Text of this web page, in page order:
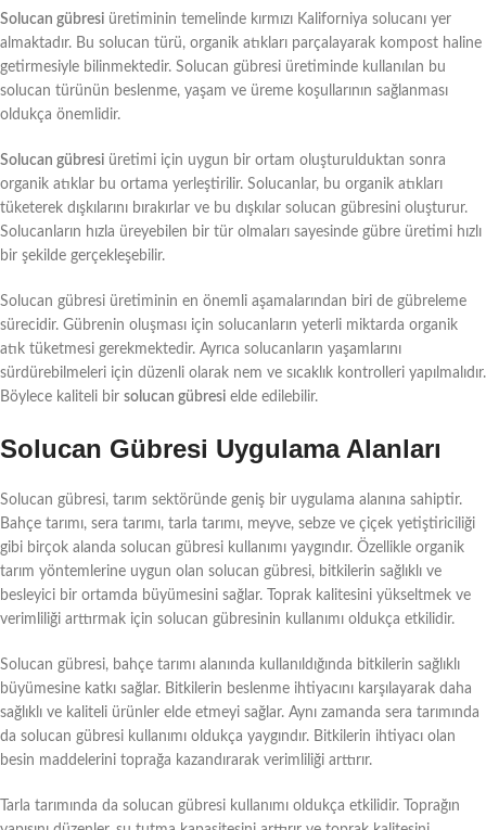
Solucan gübresi üretiminin temelinde kırmızı Kaliforniya solucanı yer
almaktadır. Bu solucan türü, organik atıkları parçalayarak kompost haline
getirmesiyle bilinmektedir. Solucan gübresi üretiminde kullanılan bu
solucan türünün beslenme, yaşam ve üreme koşullarının sağlanması
oldukça önemlidir.
Solucan gübresi üretimi için uygun bir ortam oluşturulduktan sonra
organik atıklar bu ortama yerleştirilir. Solucanlar, bu organik atıkları
tüketerek dışkılarını bırakırlar ve bu dışkılar solucan gübresini oluşturur.
Solucanların hızla üreyebilen bir tür olmaları sayesinde gübre üretimi hızlı
bir şekilde gerçekleşebilir.
Solucan gübresi üretiminin en önemli aşamalarından biri de gübreleme
sürecidir. Gübrenin oluşması için solucanların yeterli miktarda organik
atık tüketmesi gerekmektedir. Ayrıca solucanların yaşamlarını
sürdürebilmeleri için düzenli olarak nem ve sıcaklık kontrolleri yapılmalıdır.
Böylece kaliteli bir solucan gübresi elde edilebilir.
Solucan Gübresi Uygulama Alanları
Solucan gübresi, tarım sektöründe geniş bir uygulama alanına sahiptir.
Bahçe tarımı, sera tarımı, tarla tarımı, meyve, sebze ve çiçek yetiştiriciliği
gibi birçok alanda solucan gübresi kullanımı yaygındır. Özellikle organik
tarım yöntemlerine uygun olan solucan gübresi, bitkilerin sağlıklı ve
besleyici bir ortamda büyümesini sağlar. Toprak kalitesini yükseltmek ve
verimliliği arttırmak için solucan gübresinin kullanımı oldukça etkilidir.
Solucan gübresi, bahçe tarımı alanında kullanıldığında bitkilerin sağlıklı
büyümesine katkı sağlar. Bitkilerin beslenme ihtiyacını karşılayarak daha
sağlıklı ve kaliteli ürünler elde etmeyi sağlar. Aynı zamanda sera tarımında
da solucan gübresi kullanımı oldukça yaygındır. Bitkilerin ihtiyacı olan
besin maddelerini toprağa kazandırarak verimliliği arttırır.
Tarla tarımında da solucan gübresi kullanımı oldukça etkilidir. Toprağın